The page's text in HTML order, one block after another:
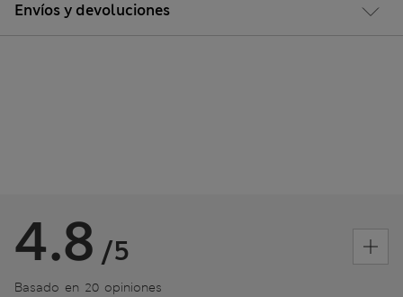
Envíos y devoluciones
4.8 /5
Basado en 20 opiniones